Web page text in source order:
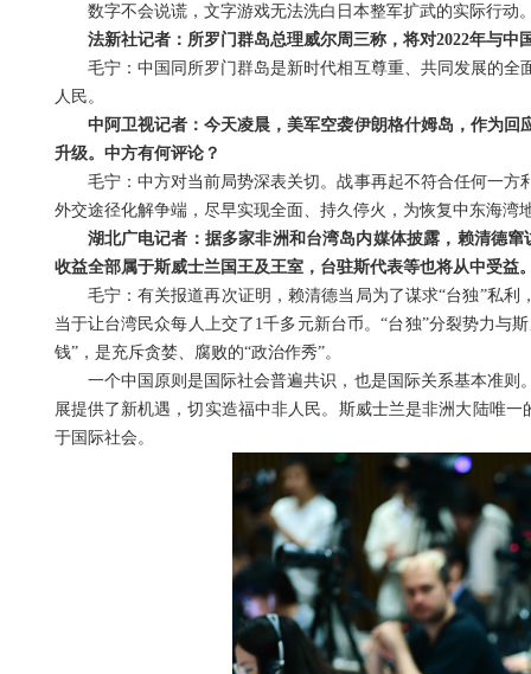
数字不会说谎，文字游戏无法洗白日本整军扩武的实际行动
法新社记者：所罗门群岛总理威尔周三称，将对2022年与
毛宁：中国同所罗门群岛是新时代相互尊重、共同发展的
人民。
中阿卫视记者：今天凌晨，美军空袭伊朗格什姆岛，作为
升级。中方有何评论？
毛宁：中方对当前局势深表关切。战事再起不符合任何一
外交途径化解争端，尽早实现全面、持久停火，为恢复中东海湾
湖北广电记者：据多家非洲和台湾岛内媒体披露，赖清德
收益全部属于斯威士兰国王及王室，台驻斯代表等也将从中受益
毛宁：有关报道再次证明，赖清德当局为了谋求“台独”私
当于让台湾民众每人上交了1千多元新台币。“台独”分裂势力与
钱”，是充斥贪婪、腐败的“政治作秀”。
一个中国原则是国际社会普遍共识，也是国际关系基本准
展提供了新机遇，切实造福中非人民。斯威士兰是非洲大陆唯
于国际社会。